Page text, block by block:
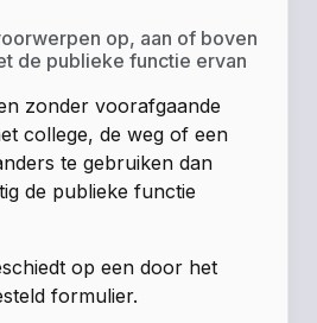
op, aan of boven
de publieke functie ervan
zonder voorafgaande
college, de weg of een
te gebruiken dan
de publieke functie
op een door het
formulier.